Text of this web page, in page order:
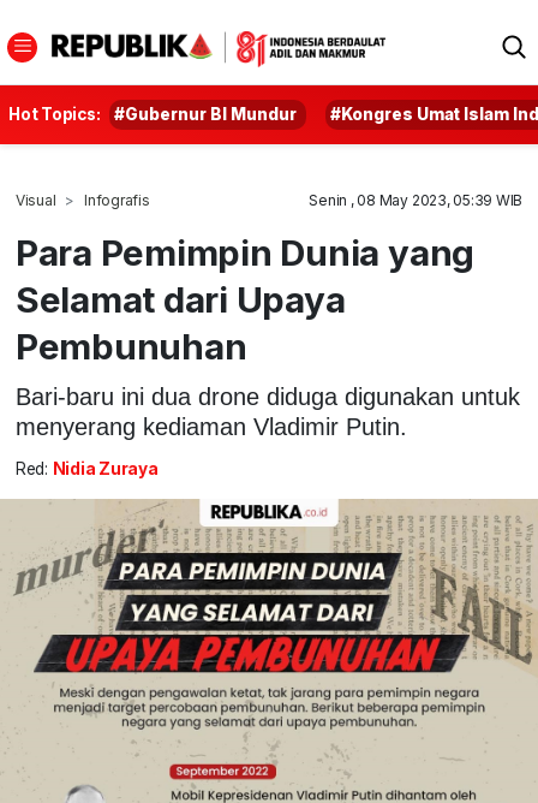
Hot Topics: #Gubernur BI Mundur #Kongres Umat Islam
Visual Infografis Senin , 08 May 2023, 05:39 WIB
Para Pemimpin Dunia yang
Selamat dari Upaya
Pembunuhan
Bari-baru ini dua drone diduga digunakan untuk
menyerang kediaman Vladimir Putin.
Red: Nidia Zuraya